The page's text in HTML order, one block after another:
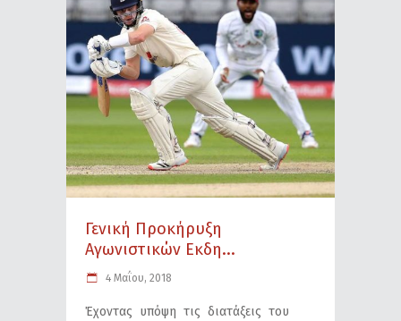
Γενική Προκήρυξη
Aγωνιστικών Eκδη...
4 Μαΐου, 2018
Έχοντας υπόψη τις διατάξεις του